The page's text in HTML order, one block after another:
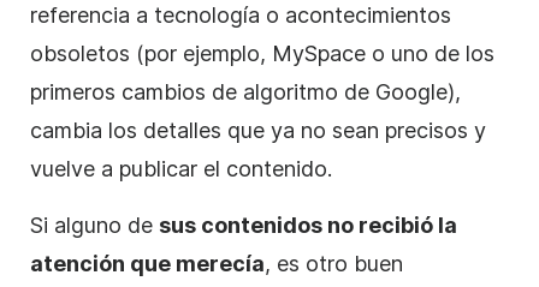
referencia a tecnología o acontecimientos
obsoletos (por ejemplo, MySpace o uno de los
primeros cambios de algoritmo de Google),
cambia los detalles que ya no sean precisos y
vuelve a publicar el contenido.
Si alguno de sus contenidos no recibió la
atención que merecía, es otro buen